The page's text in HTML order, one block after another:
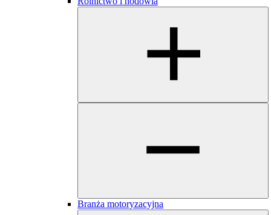
Branża motoryzacyjna